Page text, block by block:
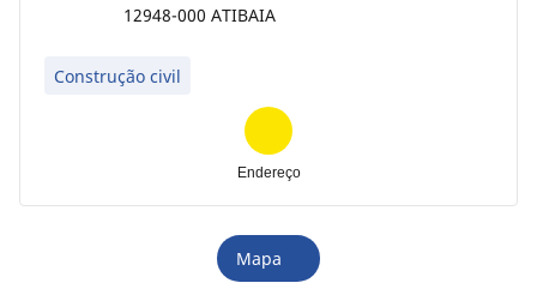
12948-000 ATIBAIA
Construção civil
Endereço
Mapa